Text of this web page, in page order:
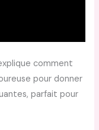
comment
pour donner
parfait pour